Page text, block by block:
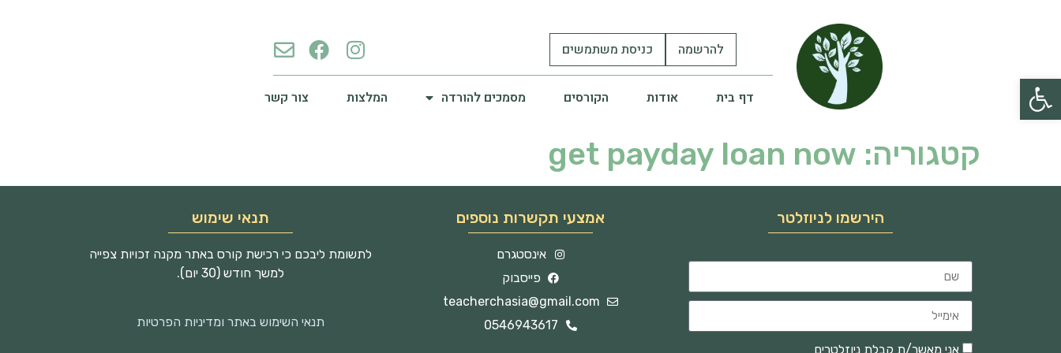
פתח סרגל נגישות
להרשמה כניסת משתמשים
דף בית אודות הקורסים מסמכים להורדה המלצות צור קשר
קטגוריה: get payday loan now
הירשמו לניוזלטר
אני מאשר/ת קבלת ניוזלטרים
אמצעי תקשרות נוספים
אינסטגרם
פייסבוק
teacherchasia@gmail.com
0546943617
תנאי שימוש
לתשומת ליבכם כי רכישת קורס באתר מקנה זכויות צפייה
למשך חודש (30 יום).
תנאי השימוש באתר ומדיניות הפרטיות